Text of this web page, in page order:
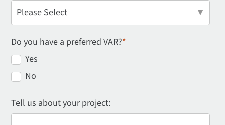
Do you have a preferred VAR?*
Yes
No
Tell us about your project: